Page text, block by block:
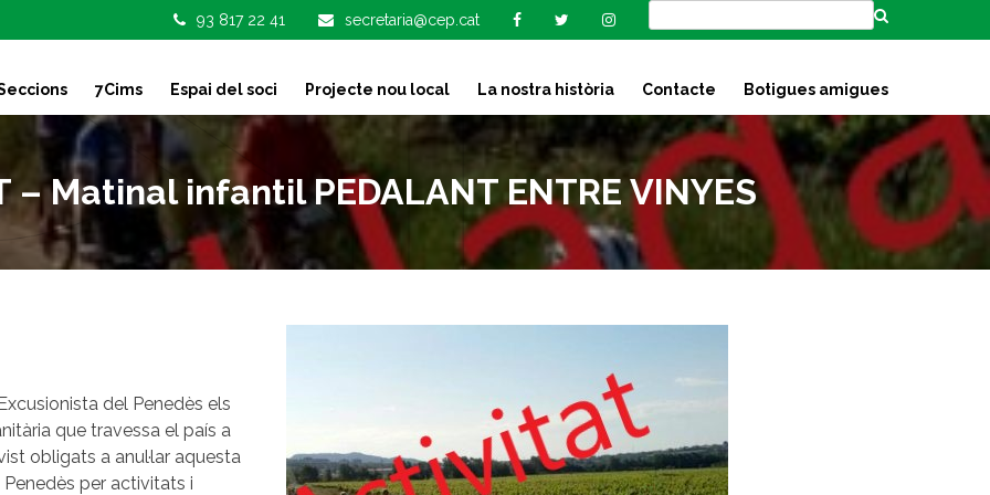
93 817 22 41 secretaria@cep.cat
7Cims Espai del soci Projecte nou local La nostra història Contacte Botigues amigues
– Matinal infantil PEDALANT ENTRE VINYES
del Penedès els
que travessa el país a
obligats a anul·lar aquesta
per activitats i